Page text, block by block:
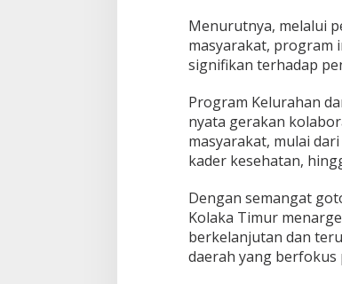
Menurutnya, melalui
masyarakat, program
signifikan terhadap
Program Kelurahan
nyata gerakan
masyarakat, mulai
kader kesehatan,
Dengan semangat
Kolaka Timur
berkelanjutan dan
daerah yang berfokus